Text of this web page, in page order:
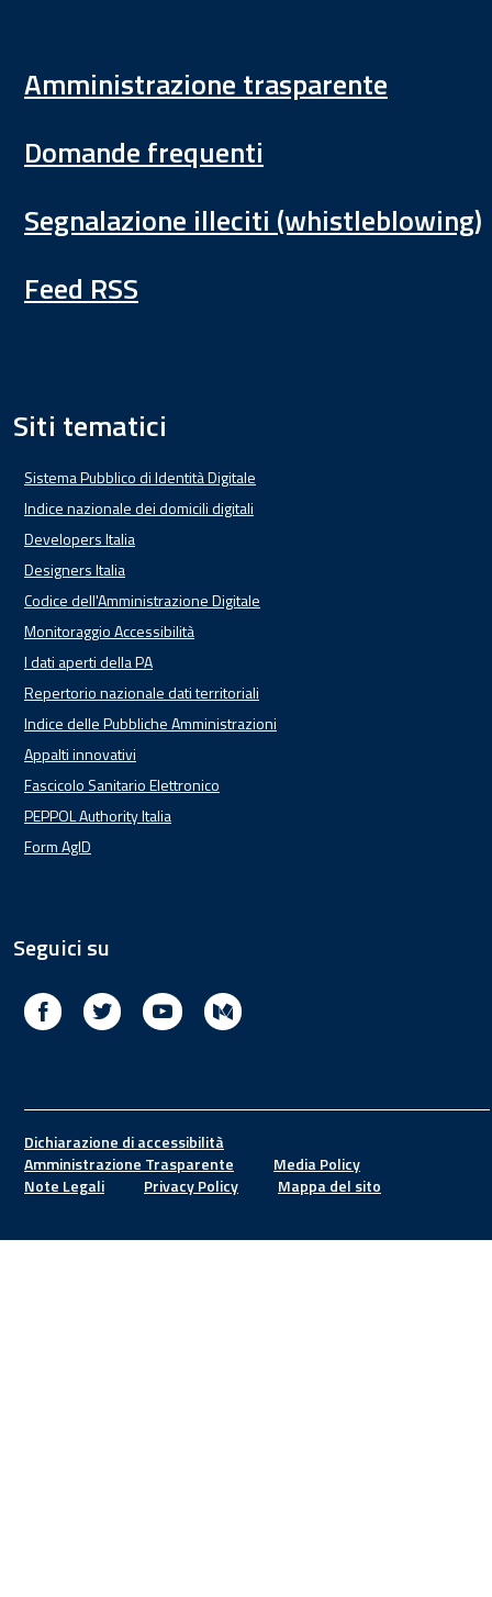
Amministrazione trasparente
Domande frequenti
Segnalazione illeciti (whistleblowing)
Feed RSS
Siti tematici
Sistema Pubblico di Identità Digitale
Indice nazionale dei domicili digitali
Developers Italia
Designers Italia
Codice dell'Amministrazione Digitale
Monitoraggio Accessibilità
I dati aperti della PA
Repertorio nazionale dati territoriali
Indice delle Pubbliche Amministrazioni
Appalti innovativi
Fascicolo Sanitario Elettronico
PEPPOL Authority Italia
Form AgID
Seguici su
Facebook Twitter Youtube
Footer
Dichiarazione di accessibilità
Amministrazione Trasparente
Media Policy
Note Legali
Privacy Policy Mappa del sito